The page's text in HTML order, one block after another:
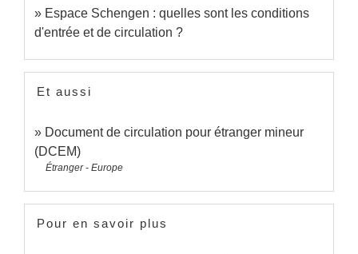
Espace Schengen : quelles sont les conditions
d'entrée et de circulation ?
Et aussi
Document de circulation pour étranger mineur
(DCEM)
Étranger - Europe
Pour en savoir plus